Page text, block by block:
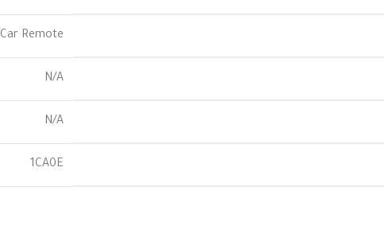
Car Remote
N/A
N/A
1CA0E